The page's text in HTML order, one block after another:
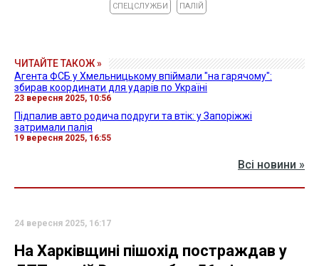
СПЕЦСЛУЖБИ ПАЛІЙ
ЧИТАЙТЕ ТАКОЖ »
Агента ФСБ у Хмельницькому впіймали "на гарячому":
збирав координати для ударів по Україні
23 вересня 2025, 10:56
Підпалив авто родича подруги та втік: у Запоріжжі
затримали палія
19 вересня 2025, 16:55
Всі новини »
24 вересня 2025, 16:17
На Харківщині пішохід постраждав у